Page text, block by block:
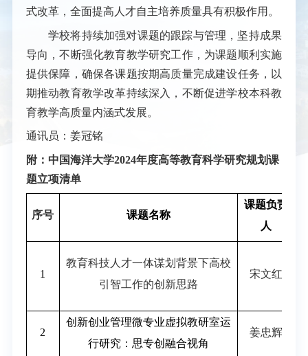
式改革，全面提高人才自主培养质量具有积极作用。
学校将持续加强对课题的跟踪与管理，坚持成果
导向，不断强化教育教学研究工作，为课题顺利实施
提供保障，确保各课题按期高质量完成建设任务，以
期推动教育教学改革持续深入，不断促进学校本科教
育教学高质量内涵式发展。
通讯员：姜冠铭
附：中国海洋大学2024年度高等教育科学研究规划课
题立项清单
序号 课题名称
课题负责
人
1
教育科技人才一体谋划背景下高校
引智工作的创新思路
宋文红
2
创新创业管理微专业虚拟教研室运
行研究：思专创融合视角
姜忠辉